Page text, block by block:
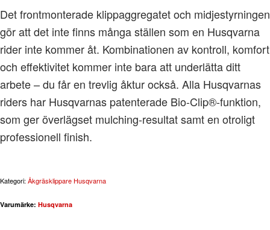
Det frontmonterade klippaggregatet och midjestyrningen
gör att det inte finns många ställen som en Husqvarna
rider inte kommer åt. Kombinationen av kontroll, komfort
och effektivitet kommer inte bara att underlätta ditt
arbete – du får en trevlig åktur också. Alla Husqvarnas
riders har Husqvarnas patenterade Bio-Clip®-funktion,
som ger överlägset mulching-resultat samt en otroligt
professionell finish.
Kategori: Åkgräsklippare Husqvarna
Varumärke: Husqvarna